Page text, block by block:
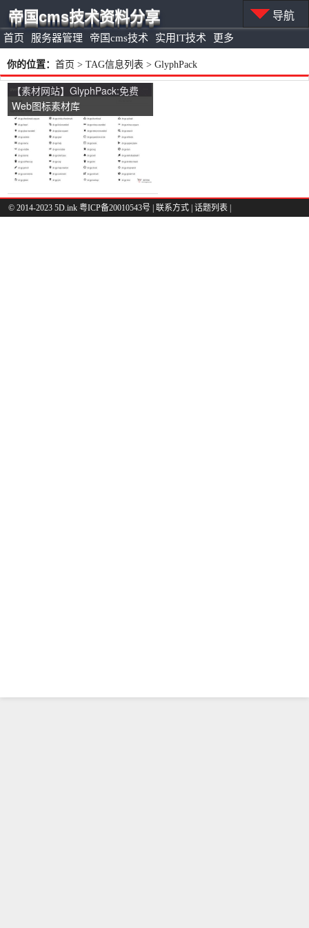
首页 服务器管理 帝国cms技术 实用IT技术 更多
帝国cms技术资料分享 导航
你的位置： 首页 > TAG信息列表 > GlyphPack
【素材网站】GlyphPack:免费
Web图标素材库
© 2014-2023 5D.ink 粤ICP备20010543号 联系方式 话题列表